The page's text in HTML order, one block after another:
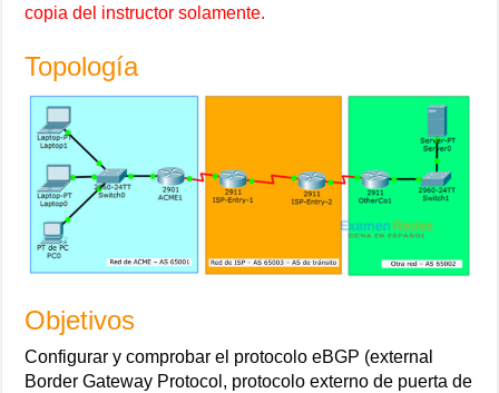
copia del instructor solamente.
Topología
Objetivos
Configurar y comprobar el protocolo eBGP (external
Border Gateway Protocol, protocolo externo de puerta de